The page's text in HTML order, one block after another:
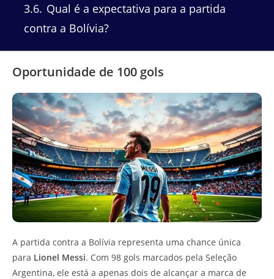
3.6 Qual é a expectativa para a partida
contra a Bolívia?
Oportunidade de 100 gols
A partida contra a Bolívia representa uma chance única
para Lionel Messi. Com 98 gols marcados pela Seleção
Argentina, ele está a apenas dois de alcançar a marca de